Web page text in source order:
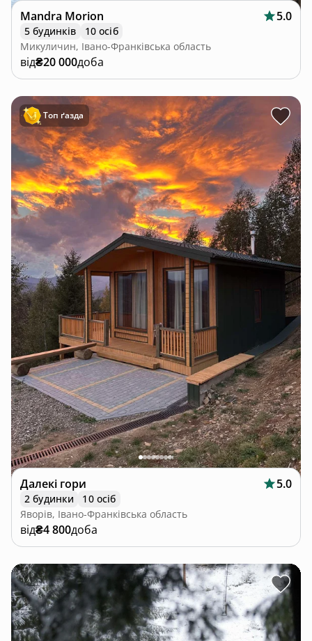
Mandra Morion 5.0
5 будинків
10 осіб
Микуличин, Івано-Франківська область
від₴20 000доба
Топ ґазда
Далекі гори 5.0
2 будинки
10 осіб
Яворів, Івано-Франківська область
від₴4 800доба